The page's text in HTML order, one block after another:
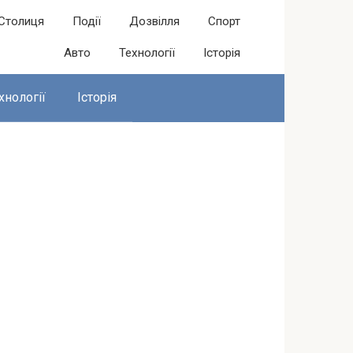
Події Дозвілля Спорт
Авто Технології Історія
Історія